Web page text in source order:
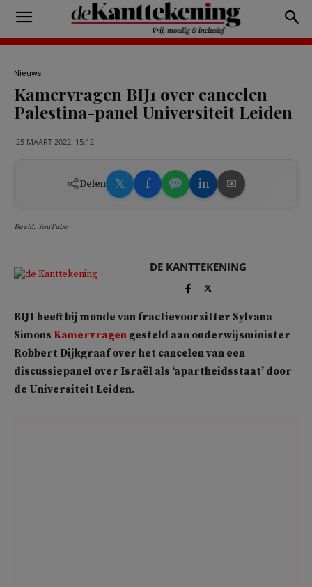
Nieuws
Kamervragen BIJ1 over cancelen
Palestina-panel Universiteit Leiden
25 MAART 2022, 15:12
Delen 𝕏 f in ✉
Beeld: YouTube
DE KANTTEKENING
BIJ1 heeft bij monde van fractievoorzitter Sylvana
Simons Kamervragen gesteld aan onderwijsminister
Robbert Dijkgraaf over het cancelen van een
discussiepanel over Israël als ‘apartheidsstaat’ door
de Universiteit Leiden.